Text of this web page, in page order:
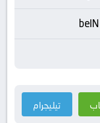
تيليجرام